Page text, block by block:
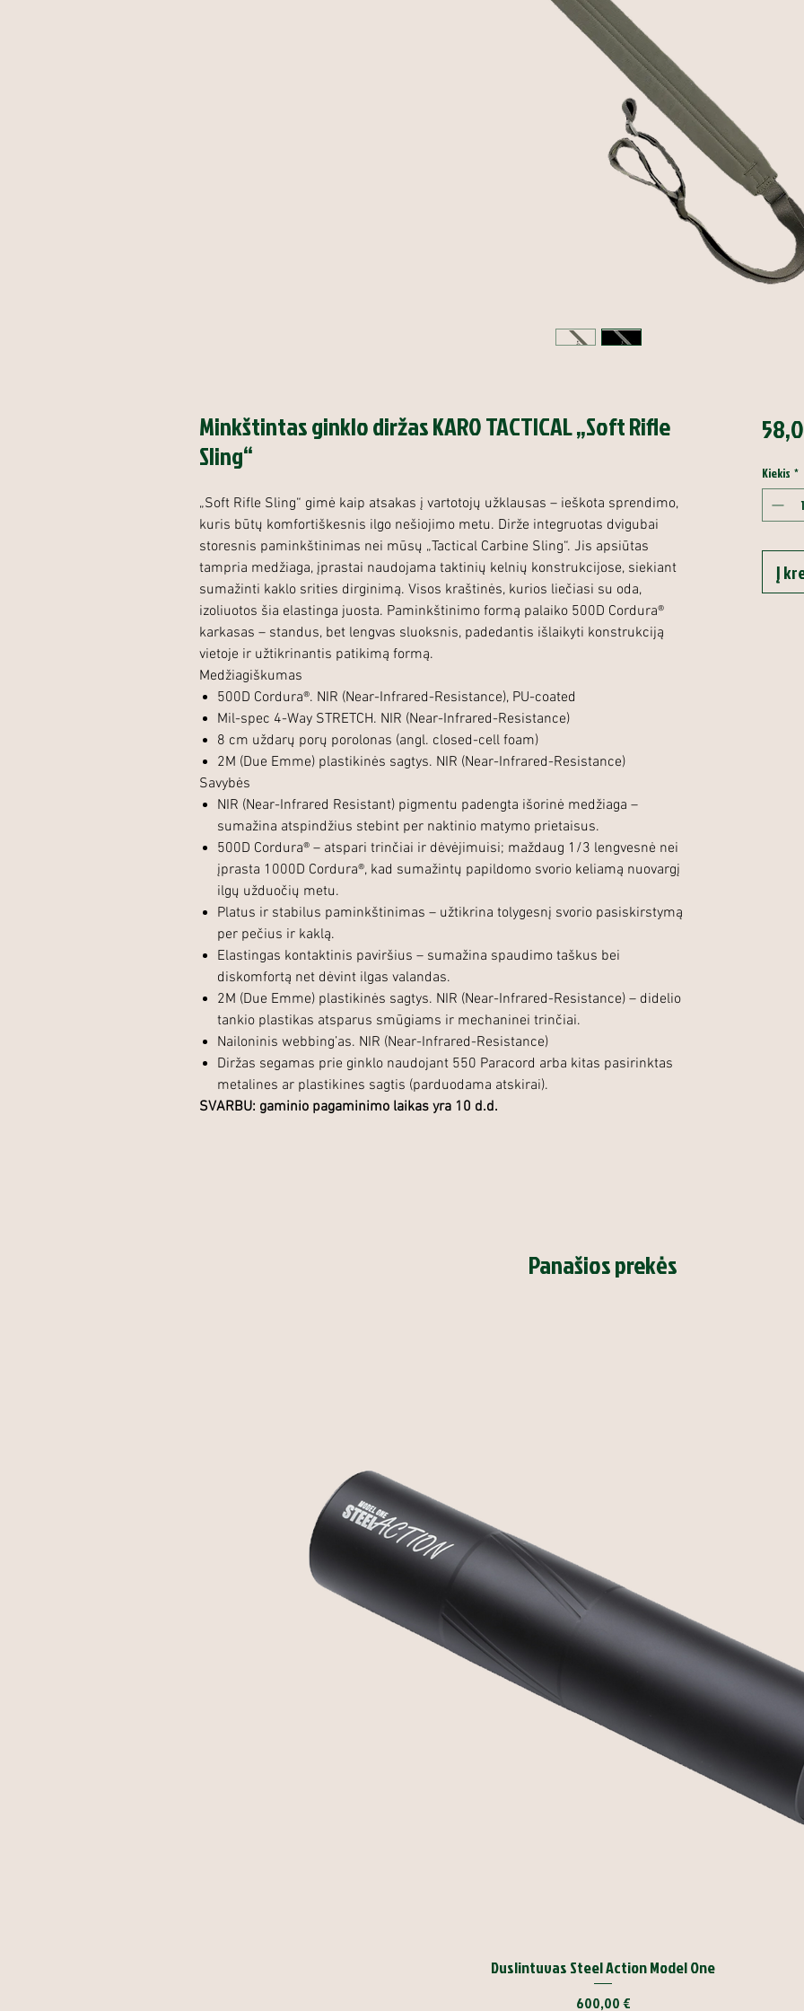
Minkštintas ginklo diržas KARO TACTICAL „Soft Rifle
Sling“
„Soft Rifle Sling“ gimė kaip atsakas į vartotojų užklausas – ieškota sprendimo,
kuris būtų komfortiškesnis ilgo nešiojimo metu. Dirže integruotas dvigubai
storesnis paminkštinimas nei mūsų „Tactical Carbine Sling“. Jis apsiūtas
tampria medžiaga, įprastai naudojama taktinių kelnių konstrukcijose, siekiant
sumažinti kaklo srities dirginimą. Visos kraštinės, kurios liečiasi su oda,
izoliuotos šia elastinga juosta. Paminkštinimo formą palaiko 500D Cordura®
karkasas – standus, bet lengvas sluoksnis, padedantis išlaikyti konstrukciją
vietoje ir užtikrinantis patikimą formą.
Medžiagiškumas
500D Cordura®. NIR (Near-Infrared-Resistance), PU-coated
Mil-spec 4-Way STRETCH. NIR (Near-Infrared-Resistance)
8 cm uždarų porų porolonas (angl. closed-cell foam)
2M (Due Emme) plastikinės sagtys. NIR (Near-Infrared-Resistance)
Savybės
NIR (Near-Infrared Resistant) pigmentu padengta išorinė medžiaga –
sumažina atspindžius stebint per naktinio matymo prietaisus.
500D Cordura® – atspari trinčiai ir dėvėjimuisi; maždaug 1/3 lengvesnė nei
įprasta 1000D Cordura®, kad sumažintų papildomo svorio keliamą nuovargį
ilgų užduočių metu.
Platus ir stabilus paminkštinimas – užtikrina tolygesnį svorio pasiskirstymą
per pečius ir kaklą.
Elastingas kontaktinis paviršius – sumažina spaudimo taškus bei
diskomfortą net dėvint ilgas valandas.
2M (Due Emme) plastikinės sagtys. NIR (Near-Infrared-Resistance) – didelio
tankio plastikas atsparus smūgiams ir mechaninei trinčiai.
Nailoninis webbing’as. NIR (Near-Infrared-Resistance)
Diržas segamas prie ginklo naudojant 550 Paracord arba kitas pasirinktas
metalines ar plastikines sagtis (parduodama atskirai).
SVARBU: gaminio pagaminimo laikas yra 10 d.d.
Kiekis *
Į
Panašios prekės
Duslintuvas Steel Action Model One
Kaina
600,00 €